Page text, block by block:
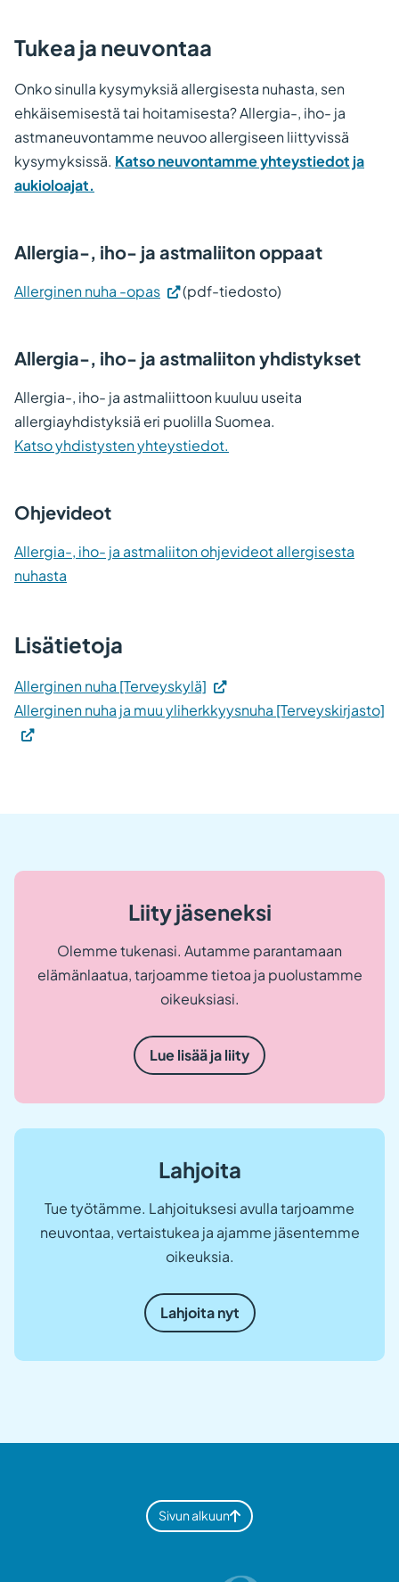
Tukea ja neuvontaa
Onko sinulla kysymyksiä allergisesta nuhasta, sen
ehkäisemisestä tai hoitamisesta? Allergia-, iho- ja
astmaneuvontamme neuvoo allergiseen liittyvissä
kysymyksissä. Katso neuvontamme yhteystiedot ja
aukioloajat.
Allergia-, iho- ja astmaliiton oppaat
Allerginen nuha -opas (pdf-tiedosto)
Allergia-, iho- ja astmaliiton yhdistykset
Allergia-, iho- ja astmaliittoon kuuluu useita
allergiayhdistyksiä eri puolilla Suomea.
Katso yhdistysten yhteystiedot.
Ohjevideot
Allergia-, iho- ja astmaliiton ohjevideot allergisesta
nuhasta
Lisätietoja
Allerginen nuha [Terveyskylä] (Vieraile
ulkoisella
Allerginen nuha ja muu yliherkkyysnuha [Terveyskirjasto]
Liity jäseneksi
Olemme tukenasi. Autamme parantamaan
elämänlaatua, tarjoamme tietoa ja puolustamme
oikeuksiasi.
Lue lisää ja liity
Lahjoita
Tue työtämme. Lahjoituksesi avulla tarjoamme
neuvontaa, vertaistukea ja ajamme jäsentemme
oikeuksia.
Lahjoita nyt
Sivun alkuun